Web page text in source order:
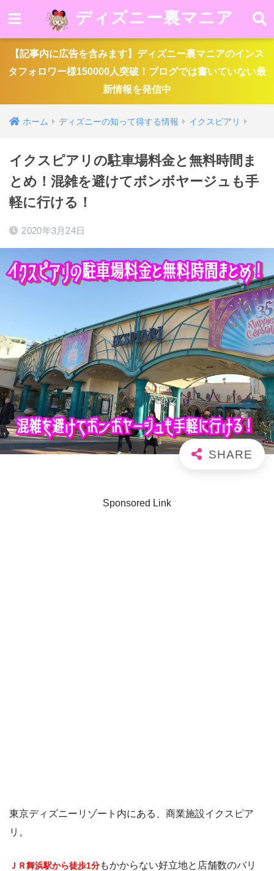
ディズニー裏マニア
【記事内に広告を含みます】ディズニー裏マニアのインス
タフォロワー様150000人突破！ブログでは書いていない最
新情報を発信中
ホーム ディズニーの知って得する情報 イクスピアリ
イクスピアリの駐車場料金と無料時間ま
とめ！混雑を避けてボンボヤージュも手
軽に行ける！
2020年3月24日
Sponsored Link
東京ディズニーリゾート内にある、商業施設イクスピア
リ。
ＪＲ舞浜駅から徒歩1分もかからない好立地と店舗数のバリ